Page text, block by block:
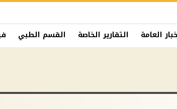
العامة التقارير الخاصة القسم الطبي